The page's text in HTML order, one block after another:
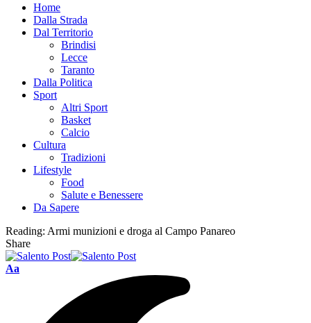
Home
Dalla Strada
Dal Territorio
Brindisi
Lecce
Taranto
Dalla Politica
Sport
Altri Sport
Basket
Calcio
Cultura
Tradizioni
Lifestyle
Food
Salute e Benessere
Da Sapere
Reading: Armi munizioni e droga al Campo Panareo
Share
Aa